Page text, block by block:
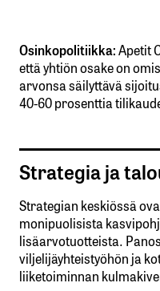
Osinkopolitiikka:Apetit
että yhtiön osake on
arvonsa säilyttävä
40-60 prosenttia
Strategia ja
Strategian keskiössä
monipuolisista
lisäarvotuotteista.
viljelijäyhteistyöhön ja
liiketoiminnan